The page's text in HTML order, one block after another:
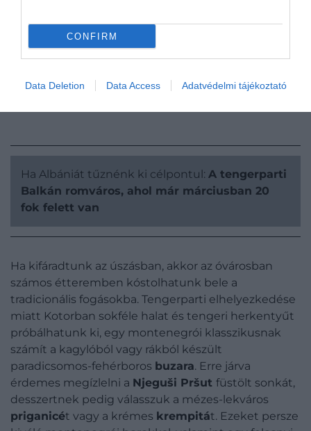
CONFIRM
Data Deletion Data Access Adatvédelmi tájékoztató
Ha Albániát tűznénk ki célpontul: A tengerparti
Balkán romváros, ahol már márciusban 20
fok felett van
Ha kifáradtunk az úszásban, akkor az óvárosban
számos étteremben kóstolhatunk bele a
tradicionális fogásokba. Tengerparti elhelyezkedése
miatt Kotorban sokféle halat és tengeri herkentyűt
próbálhatunk ki, egy montenegrói klasszikusnak
számít a kagylóból vagy rákból készült
paradicsomos-fehérboros buzara. Erre járva
érdemes megízlelni a Njeguši Pršut füstölt sonkát,
desszertnek pedig válasszuk a mézes-lekváros
priganicét vagy a krémes krempitát. Ezeket persze